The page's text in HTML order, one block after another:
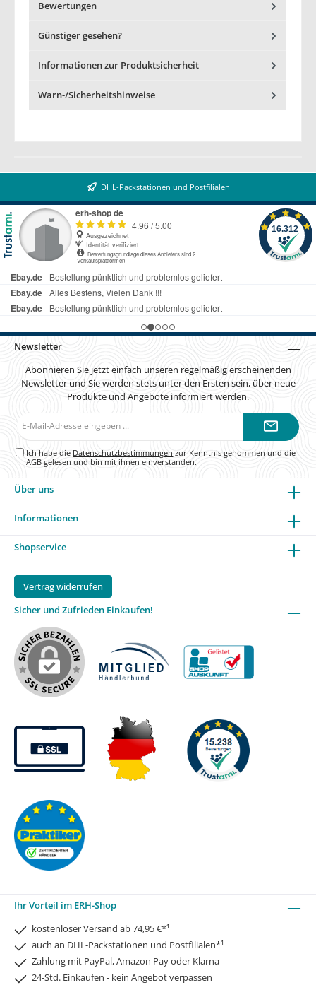
Bewertungen
Günstiger gesehen?
Informationen zur Produktsicherheit
Warn-/Sicherheitshinweise
DHL-Packstationen und Postfilialen
Newsletter
Abonnieren Sie jetzt einfach unseren regelmäßig erscheinenden
Newsletter und Sie werden stets unter den Ersten sein, über neue
Produkte und Angebote informiert werden.
Ich habe die Datenschutzbestimmungen zur Kenntnis genommen und die
AGB gelesen und bin mit ihnen einverstanden.
Über uns
Informationen
Shopservice
Vertrag widerrufen
Sicher und Zufrieden Einkaufen!
Ihr Vorteil im ERH-Shop
kostenloser Versand ab 74,95 €*¹
auch an DHL-Packstationen und Postfilialen*¹
Zahlung mit PayPal, Amazon Pay oder Klarna
24-Std. Einkaufen - kein Angebot verpassen